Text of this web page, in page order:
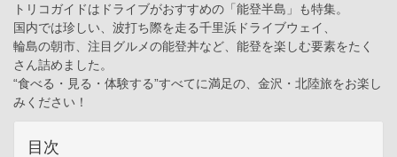
トリコガイドはドライブがおすすめの「能登半島」も特集。
国内では珍しい、波打ち際を走る千里浜ドライブウェイ、
輪島の朝市、注目グルメの能登丼など、能登を楽しむ要素をたく
さん詰めました。
“食べる・見る・体験する”すべてに満足の、金沢・北陸旅をお楽し
みください！
目次